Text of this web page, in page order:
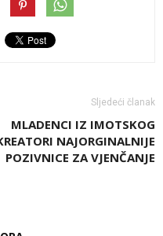
Sljedeći članak
MLADENCI IZ IMOTSKOG
NAJORGINALNIJE
POZIVNICE ZA VJENČANJE